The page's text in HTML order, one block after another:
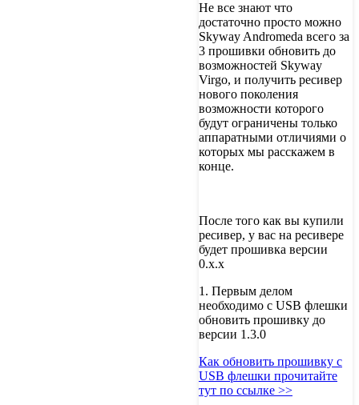
Не все знают что
достаточно просто можно
Skyway Andromeda всего за
3 прошивки обновить до
возможностей Skyway
Virgo, и получить ресивер
нового поколения
возможности которого
будут ограничены только
аппаратными отличиями о
которых мы расскажем в
конце.
После того как вы купили
ресивер, у вас на ресивере
будет прошивка версии
0.х.х
1. Первым делом
необходимо с USB флешки
обновить прошивку до
версии 1.3.0
Как обновить прошивку с
USB флешки прочитайте
тут по ссылке >>